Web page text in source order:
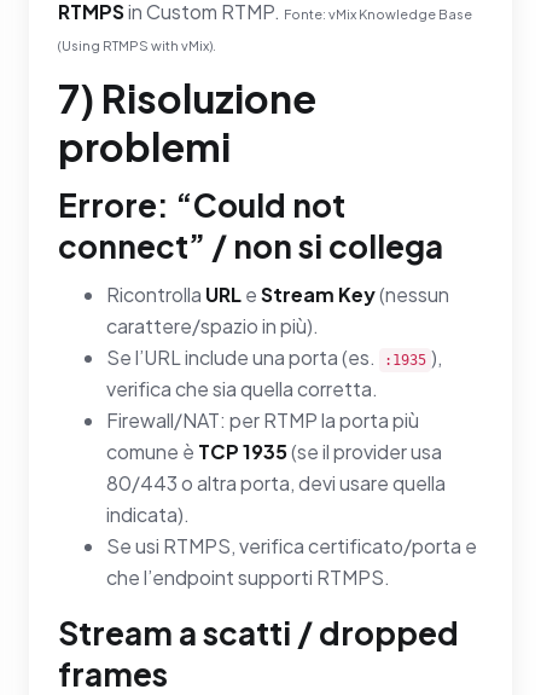
RTMPSin Custom RTMP. Fonte: vMix Knowledge Base
(Using RTMPS with vMix).
7) Risoluzione
problemi
Errore: “Could not
connect” / non si collega
Ricontrolla URLeStream Key(nessun
carattere/spazio in più).
Se l’URL include una porta (es.
:1935 ),
verifica che sia quella corretta.
Firewall/NAT: per RTMP la porta più
comune è TCP 1935(se il provider usa
80/443 o altra porta, devi usare quella
indicata).
Se usi RTMPS, verifica certificato/porta e
che l’endpoint supporti RTMPS.
Stream a scatti / dropped
frames